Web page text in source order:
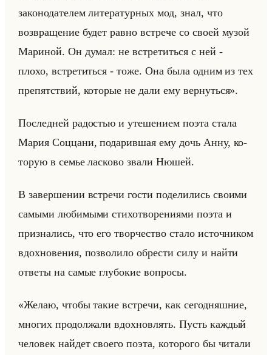
законодателем литературных мод, знал, что
возвращение будет равно встрече со своей музой
Мариной. Он думал: не встретиться с ней -
плохо, встретиться - тоже. Она была одним из тех
препятствий, которые не дали ему вернуться».
По­след­ней ра­до­стью и уте­ше­ни­ем поэта стала
Мария Соц­ца­ни, по­да­рив­шая ему дочь Анну, ко­
то­рую в семье лас­ко­во звали Нюшей.
В за­вер­ше­нии встре­чи гости по­де­ли­лись сво­ими
са­мы­ми лю­би­мы­ми сти­хо­тво­ре­ни­ями поэта и
при­зна­лись, что его твор­че­ство стало ис­точ­ни­ком
вдох­но­ве­ния, поз­во­ли­ло об­ре­сти силу и найти
от­ве­ты на самые глу­бо­кие во­про­сы.
«Желаю, чтобы такие встречи, как сегодняшние,
многих продолжали вдохновлять. Пусть каждый
человек найдет своего поэта, которого бы читали